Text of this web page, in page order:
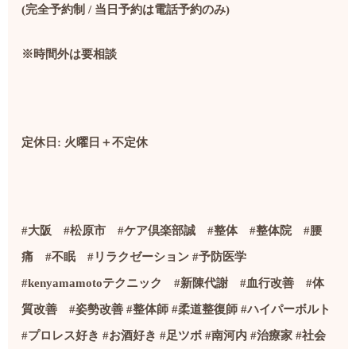
(完全予約制 / 当日予約は電話予約のみ)
※時間外は要相談
定休日: 火曜日＋不定休
#大阪#松原市#ケア倶楽部誠#整体#整体院#腰
痛#不眠#リラクゼーション #予防医学
#kenyamamotoテクニック#新陳代謝#血行改善#体
質改善#姿勢改善 #整体師 #柔道整復師 #ハイパーボルト
#プロレス好き #お酒好き #足ツボ #南河内 #治療家 #社会